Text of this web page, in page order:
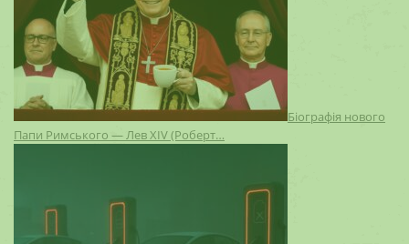
Біографія нового
Папи Римського — Лев XIV (Роберт…